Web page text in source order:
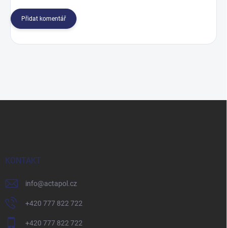
Přidat komentář
KONTAKT
info@actapol.cz
+420 777 822 722
+420 777 822 722